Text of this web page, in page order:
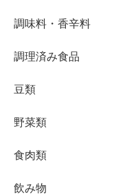
調味料・香辛料
調理済み食品
豆類
野菜類
食肉類
飲み物